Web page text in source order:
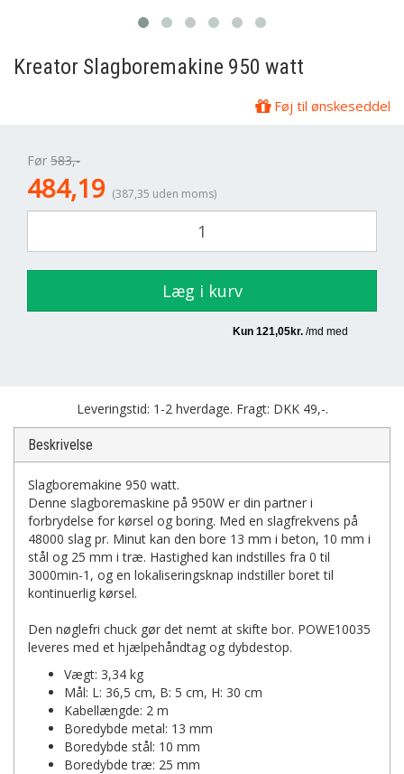
Kreator Slagboremakine 950 watt
Føj til ønskeseddel
Før 583,-
484,19 (387,35 uden moms)
Læg i kurv
Leveringstid: 1-2 hverdage. Fragt: DKK 49,-.
Beskrivelse
Slagboremakine 950 watt.
Denne slagboremaskine på 950W er din partner i
forbrydelse for kørsel og boring. Med en slagfrekvens på
48000 slag pr. Minut kan den bore 13 mm i beton, 10 mm i
stål og 25 mm i træ. Hastighed kan indstilles fra 0 til
3000min-1, og en lokaliseringsknap indstiller boret til
kontinuerlig kørsel.
Den nøglefri chuck gør det nemt at skifte bor. POWE10035
leveres med et hjælpehåndtag og dybdestop.
Vægt: 3,34 kg
Mål: L: 36,5 cm, B: 5 cm, H: 30 cm
Kabellængde: 2 m
Boredybde metal: 13 mm
Boredybde stål: 10 mm
Boredybde træ: 25 mm